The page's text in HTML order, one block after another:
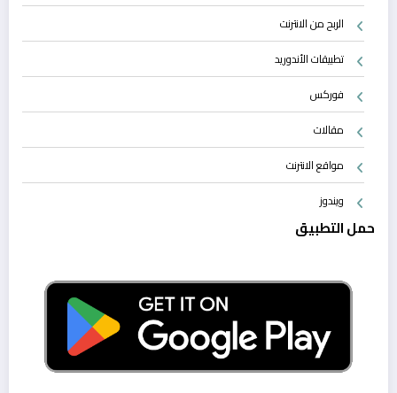
الربح من الانترنت
تطبيقات الأندوريد
فوركس
مقالات
مواقع الانترنت
ويندوز
حمل التطبيق